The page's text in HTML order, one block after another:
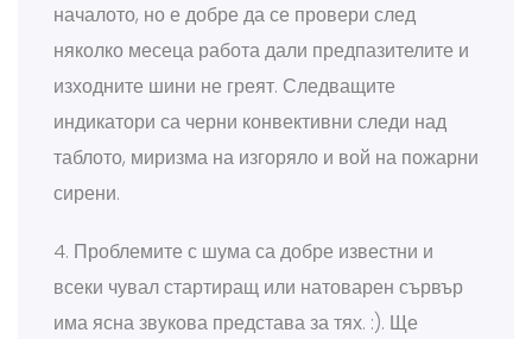
началото, но е добре да се провери след
няколко месеца работа дали предпазителите и
изходните шини не греят. Следващите
индикатори са черни конвективни следи над
таблото, миризма на изгоряло и вой на пожарни
сирени.
4. Проблемите с шума са добре известни и
всеки чувал стартиращ или натоварен сървър
има ясна звукова представа за тях. :). Ще